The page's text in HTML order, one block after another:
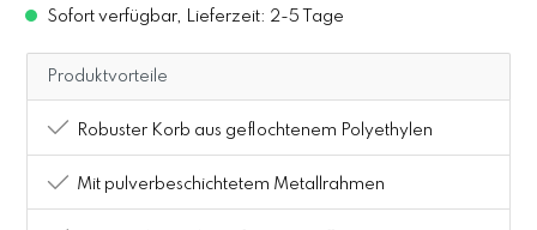
Sofort verfügbar, Lieferzeit: 2-5 Tage
Produktvorteile
Robuster Korb aus geflochtenem Polyethylen
Mit pulverbeschichtetem Metallrahmen